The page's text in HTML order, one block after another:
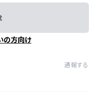
の方向け
通報する